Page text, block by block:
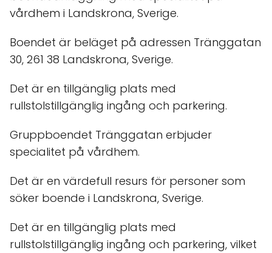
vårdhem i Landskrona, Sverige.
Boendet är beläget på adressen Tränggatan
30, 261 38 Landskrona, Sverige.
Det är en tillgänglig plats med
rullstolstillgänglig ingång och parkering.
Gruppboendet Tränggatan erbjuder
specialitet på vårdhem.
Det är en värdefull resurs för personer som
söker boende i Landskrona, Sverige.
Det är en tillgänglig plats med
rullstolstillgänglig ingång och parkering, vilket